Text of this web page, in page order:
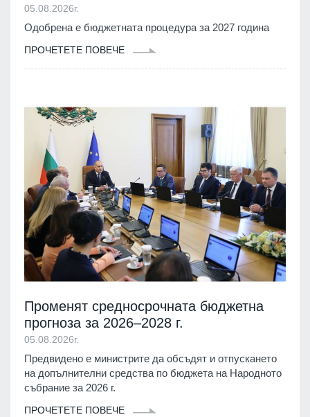
05.08.2026г.
Одобрена е бюджетната процедура за 2027 година
ПРОЧЕТЕТЕ ПОВЕЧЕ
Променят средносрочната бюджетна
прогноза за 2026–2028 г.
05.08.2026г.
Предвидено е министрите да обсъдят и отпускането
на допълнителни средства по бюджета на Народното
събрание за 2026 г.
ПРОЧЕТЕТЕ ПОВЕЧЕ